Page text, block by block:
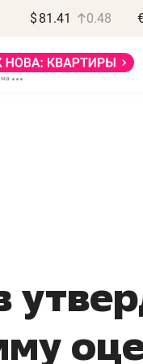
$ 81.41 0.48
бизнес может
минимум